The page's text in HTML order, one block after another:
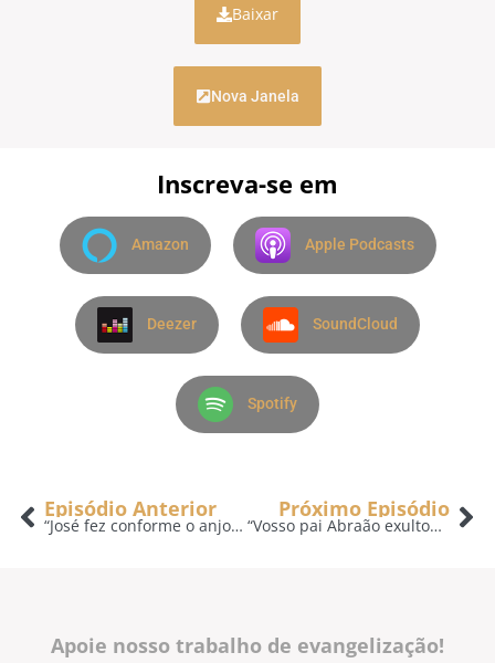
Baixar
Nova Janela
Inscreva-se em
Amazon Apple Podcasts
Deezer SoundCloud
Spotify
Episódio Anterior
“José fez conforme o anjo do Senhor havia mandado” – A Voz do Pastor – 19/03
Próximo Episódio
“Vosso pai Abraão exultou, por ver o meu dia.” – A Voz do Pastor – 21/03
Apoie nosso trabalho de evangelização!